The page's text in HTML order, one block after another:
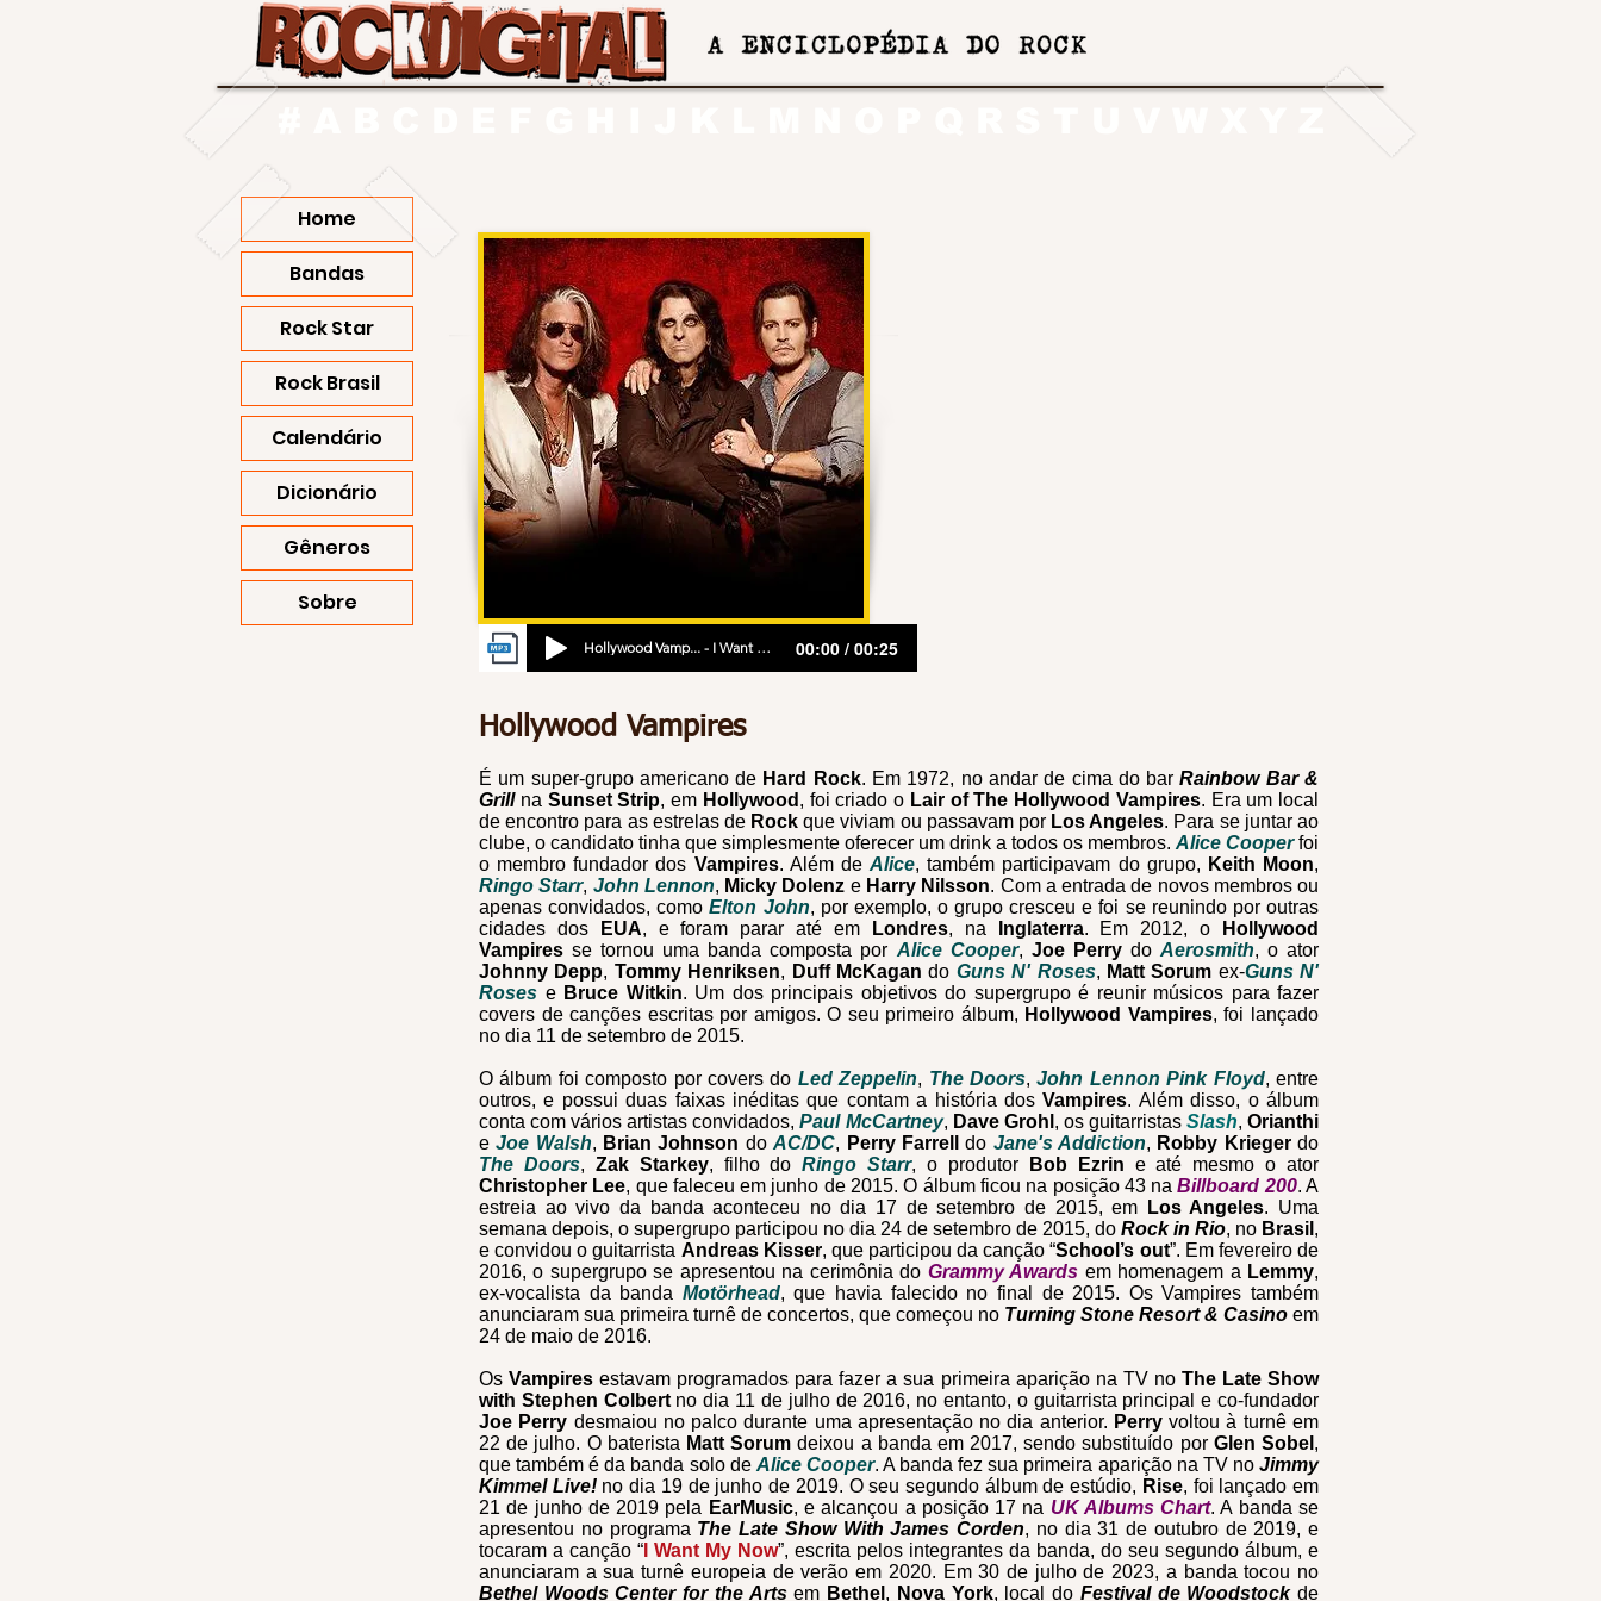
Hollywood Vamp... - I Want My Now 00:00 / 00:25
Hollywood Vampires
É um super-grupo americano de Hard Rock. Em 1972, no andar de cima do barRainbow Bar &
Grillna Sunset Strip, em Hollywood , foi criado o Lair of The Hollywood Vampires. Era um local
de encontro para as estrelas de Rock que viviam ou passavam por Los Angeles. Para se juntar ao
clube, o candidato tinha que simplesmente oferecer um drink a todos os membros. Alice Cooperfoi
o membro fundador dos Vampires. Além deAlice, também participavam do grupo, Keith Moon,
Ringo Starr, John Lennon, Micky Dolenz e Harry Nilsson. Com a entrada de novos membros ou
apenas convidados, comoElton John, por exemplo, o grupo cresceu e foi se reunindo por outras
cidades dos
EUA, e foram parar até em Londres, na Inglaterra. Em 2012, o
Hollywood
Vampires se tornou uma banda composta por Alice Cooper, Joe Perrydo Aerosmith, o ator
Johnny Depp, Tommy Henriksen, Duff McKagan do Guns N' Roses, Matt Sorum ex-Guns N'
Roses e Bruce Witkin. Um dos principais objetivos do supergrupo é reunir músicos para fazer
covers de canções escritas por amigos. O seu primeiro álbum, Hollywood Vampires, foi lançado
no dia 11 de setembro de 2015.
O álbum foi composto por covers do Led Zeppelin, The Doors,John Lennon Pink Floyd, entre
outros, e possui duas faixas inéditas que contam a história dosVampires. Além disso, o álbum
conta com vários artistas convidados,Paul McCartney, Dave Grohl , os guitarristas Slash,Orianthi
eJoe Walsh, Brian Johnson doAC/DC, Perry Farrell do Jane's Addiction, Robby Kriegerdo
The Doors, Zak Starkey, filho doRingo Starr, o produtor Bob Ezrin e até mesmo o ator
Christopher Lee, que faleceu em junho de 2015. O álbum ficou na posição 43 naBillboard 200.A
estreia ao vivo da banda aconteceu no dia 17 de setembro de 2015, em
Los Angeles. Uma
semana depois, o supergrupo participou no dia 24 de setembro de 2015, do Rock in Rio, no Brasil ,
e convidou o guitarrista Andreas Kisser, que participou da canção “School’s out”. Em fevereiro de
2016, o supergrupo se apresentou na cerimônia do Grammy Awards em homenagem a Lemmy,
ex-vocalista da banda Motörhead, que havia falecido no final de 2015. Os Vampires também
anunciaram sua primeira turnê de concertos, que começou no Turning Stone Resort & Casino em
24 de maio de 2016.
OsVampiresestavam programados para fazer a sua primeira aparição na TV no The Late Show
with Stephen Colbertno dia 11 de julho de 2016, no entanto, o guitarrista principal e co-fundador
Joe Perry desmaiou no palco durante uma apresentação no dia anterior. Perryvoltou à turnê em
22 de julho. O baterista Matt Sorum deixou a banda em 2017, sendo substituído por Glen Sobel ,
que também é da banda solo de Alice Cooper. A banda fez sua primeira aparição na TV noJimmy
Kimmel Live!no dia 19 de junho de 2019. O seu segundo álbum de estúdio, Rise, foi lançado em
21 de junho de 2019 pela EarMusic, e alcançou a posição 17 na UK Albums Chart. A banda se
apresentou no programa The Late Show With James Corden, no dia 31 de outubro de 2019, e
tocaram a canção “ I Want My Now”, escrita pelos integrantes da banda, do seu segundo álbum, e
anunciaram a sua turnê europeia de verão em 2020. Em 30 de julho de 2023, a banda tocou no
Bethel Woods Center for the Artsem Bethel , Nova York, local do Festival de Woodstockde
Home
Bandas
Rock Star
Rock Brasil
Calendário
Dicionário
Gêneros
Sobre